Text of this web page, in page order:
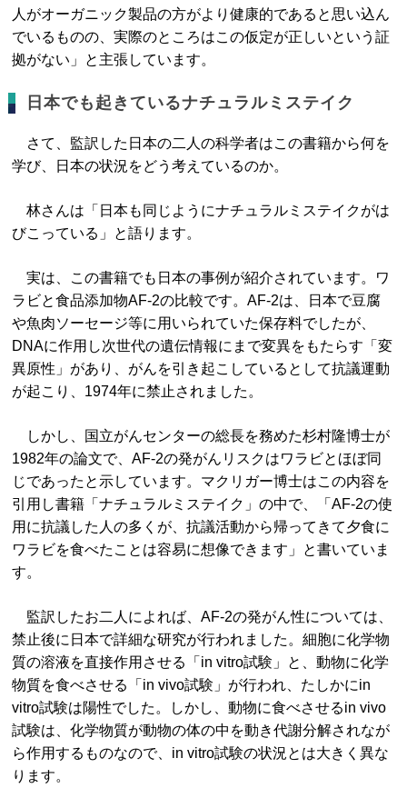
人がオーガニック製品の方がより健康的であると思い込ん
でいるものの、実際のところはこの仮定が正しいという証
拠がない」と主張しています。
日本でも起きているナチュラルミステイク
さて、監訳した日本の二人の科学者はこの書籍から何を
学び、日本の状況をどう考えているのか。
林さんは「日本も同じようにナチュラルミステイクがは
びこっている」と語ります。
実は、この書籍でも日本の事例が紹介されています。ワ
ラビと食品添加物AF-2の比較です。AF-2は、日本で豆腐
や魚肉ソーセージ等に用いられていた保存料でしたが、
DNAに作用し次世代の遺伝情報にまで変異をもたらす「変
異原性」があり、がんを引き起こしているとして抗議運動
が起こり、1974年に禁止されました。
しかし、国立がんセンターの総長を務めた杉村隆博士が
1982年の論文で、AF-2の発がんリスクはワラビとほぼ同
じであったと示しています。マクリガー博士はこの内容を
引用し書籍「ナチュラルミステイク」の中で、「AF-2の使
用に抗議した人の多くが、抗議活動から帰ってきて夕食に
ワラビを食べたことは容易に想像できます」と書いていま
す。
監訳したお二人によれば、AF-2の発がん性については、
禁止後に日本で詳細な研究が行われました。細胞に化学物
質の溶液を直接作用させる「in vitro試験」と、動物に化学
物質を食べさせる「in vivo試験」が行われ、たしかにin
vitro試験は陽性でした。しかし、動物に食べさせるin vivo
試験は、化学物質が動物の体の中を動き代謝分解されなが
ら作用するものなので、in vitro試験の状況とは大きく異な
ります。